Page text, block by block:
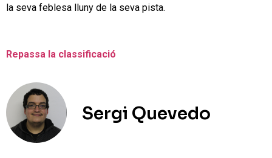
la seva feblesa lluny de la seva pista.
Repassa la classificació
Sergi Quevedo